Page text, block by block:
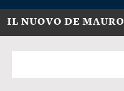
IL NUOVO DE MAURO